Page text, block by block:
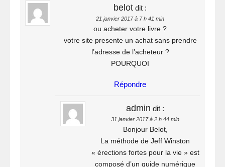
belot dit :
21 janvier 2017 à 7 h 41 min
ou acheter votre livre ?
votre site presente un achat sans prendre
l’adresse de l’acheteur ?
POURQUOI
Répondre
admin dit :
31 janvier 2017 à 2 h 44 min
Bonjour Belot,
La méthode de Jeff Winston
« érections fortes pour la vie » est
composé d’un guide numérique